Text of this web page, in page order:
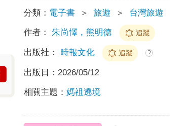
分類： 電子書 ＞ 旅遊 ＞ 台灣旅遊
作者： 朱尚懌，熊明德 追蹤
出版社： 時報文化 追蹤 ?
出版日： 2026/05/12
相關主題：媽祖遶境